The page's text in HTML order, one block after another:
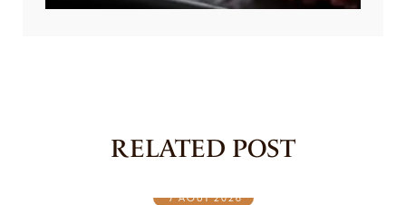
RELATED POST
7 AOÛT 2026